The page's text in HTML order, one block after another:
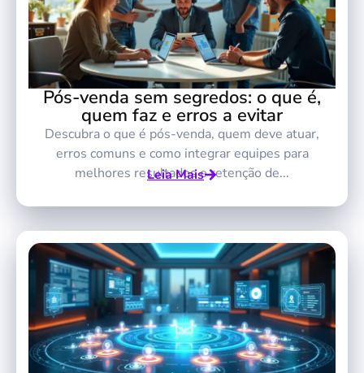
Pós-venda sem segredos: o que é,
quem faz e erros a evitar
Descubra o que é pós-venda, quem deve atuar,
erros comuns e como integrar equipes para
melhores resultados e retenção de...
Leia Mais